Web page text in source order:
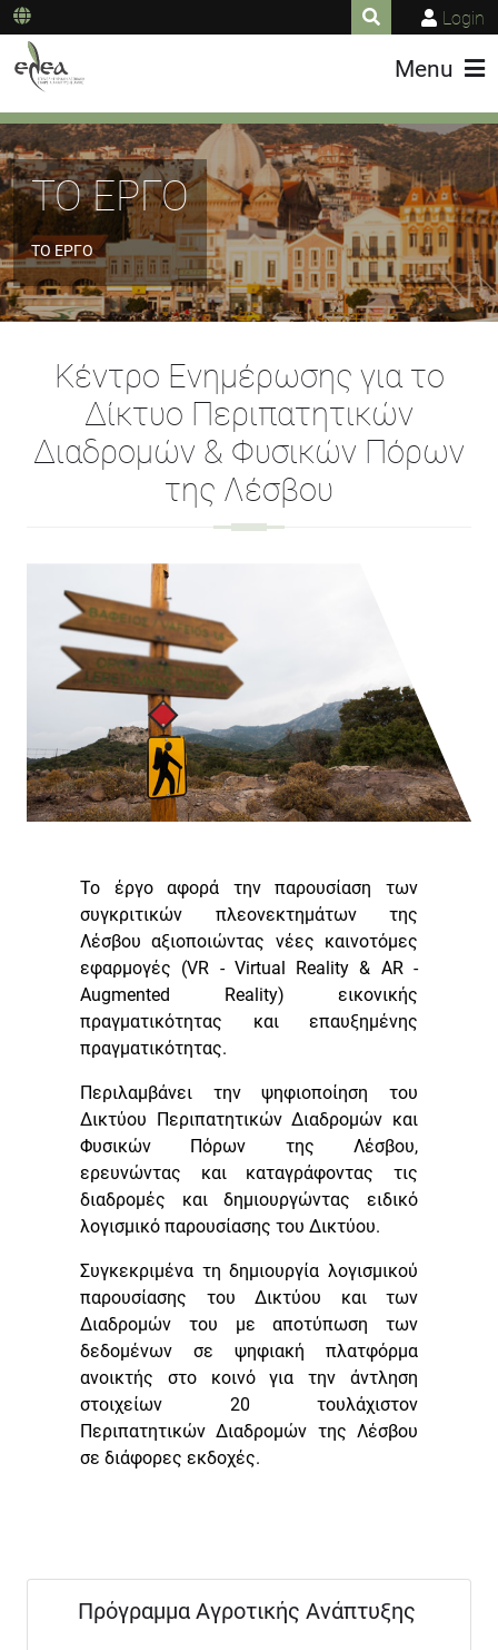
Login
Menu
ΤΟ ΕΡΓΟ
ΤΟ ΕΡΓΟ
Κέντρο Ενημέρωσης για το
Δίκτυο Περιπατητικών
Διαδρομών & Φυσικών Πόρων
της Λέσβου
Το έργο αφορά την παρουσίαση των
συγκριτικών πλεονεκτημάτων της
Λέσβου αξιοποιώντας νέες καινοτόμες
εφαρμογές (VR - Virtual Reality & AR -
Augmented Reality) εικονικής
πραγματικότητας και επαυξημένης
πραγματικότητας.
Περιλαμβάνει την ψηφιοποίηση του
Δικτύου Περιπατητικών Διαδρομών και
Φυσικών Πόρων της Λέσβου,
ερευνώντας και καταγράφοντας τις
διαδρομές και δημιουργώντας ειδικό
λογισμικό παρουσίασης του Δικτύου.
Συγκεκριμένα τη δημιουργία λογισμικού
παρουσίασης του Δικτύου και των
Διαδρομών του με αποτύπωση των
δεδομένων σε ψηφιακή πλατφόρμα
ανοικτής στο κοινό για την άντληση
στοιχείων 20 τουλάχιστον
Περιπατητικών Διαδρομών της Λέσβου
σε διάφορες εκδοχές.
Πρόγραμμα Αγροτικής Ανάπτυξης